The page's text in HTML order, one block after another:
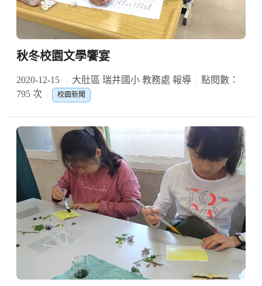
秋冬校園文學饗宴
2020-12-15 大肚區 瑞井國小 教務處 報導
點閱數：
795 次
校園新聞